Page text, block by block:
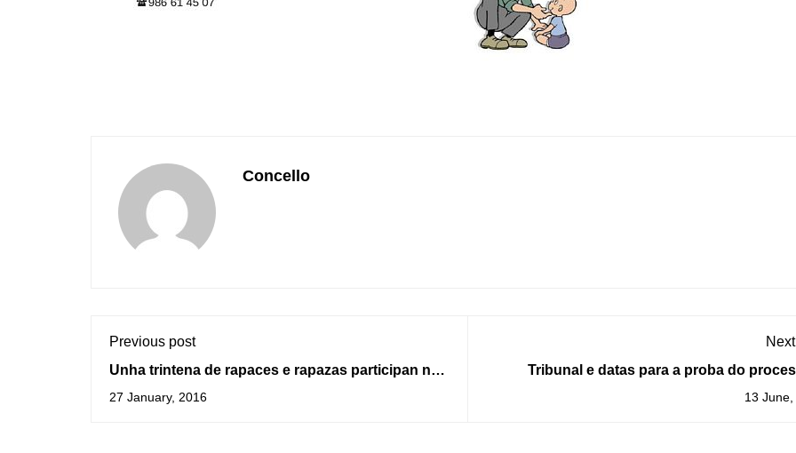
Concello
Previous post
Unha trintena de rapaces e rapazas participan na
sesión de Contos Contados da Biblioteca
27 January, 2016
Tribunal e datas para a proba do
selección de Peóns para "Limpeza e 13